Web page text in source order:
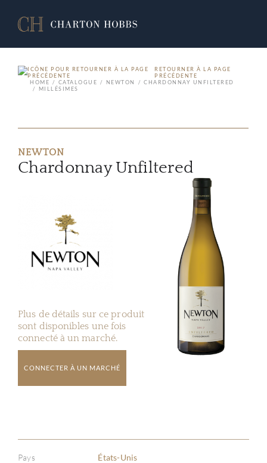
RETOURNER À LA PAGE
PRÉCÉDENTE
HOME
CATALOGUE NEWTON
CHARDONNAY UNFILTERED
MILLÉSIMES
NEWTON
Chardonnay Unfiltered
Plus de détails sur ce produit
sont disponibles une fois
connecté à un marché.
CONNECTER À UN MARCHÉ
Pays États-Unis